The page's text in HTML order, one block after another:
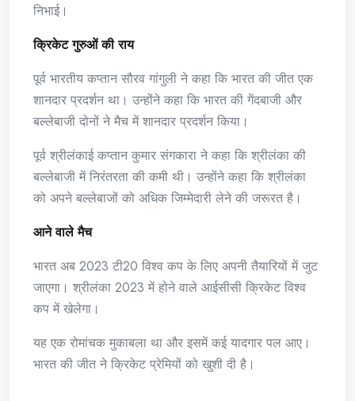
निभाई।
क्रिकेट गुरुओं की राय
पूर्व भारतीय कप्तान सौरव गांगुली ने कहा कि भारत की जीत एक
शानदार प्रदर्शन था। उन्होंने कहा कि भारत की गेंदबाजी और
बल्लेबाजी दोनों ने मैच में शानदार प्रदर्शन किया।
पूर्व श्रीलंकाई कप्तान कुमार संगकारा ने कहा कि श्रीलंका की
बल्लेबाजी में निरंतरता की कमी थी। उन्होंने कहा कि श्रीलंका
को अपने बल्लेबाजों को अधिक जिम्मेदारी लेने की जरूरत है।
आने वाले मैच
भारत अब 2023 टी20 विश्व कप के लिए अपनी तैयारियों में जुट
जाएगा। श्रीलंका 2023 में होने वाले आईसीसी क्रिकेट विश्व
कप में खेलेगा।
यह एक रोमांचक मुकाबला था और इसमें कई यादगार पल आए।
भारत की जीत ने क्रिकेट प्रेमियों को खुशी दी है।